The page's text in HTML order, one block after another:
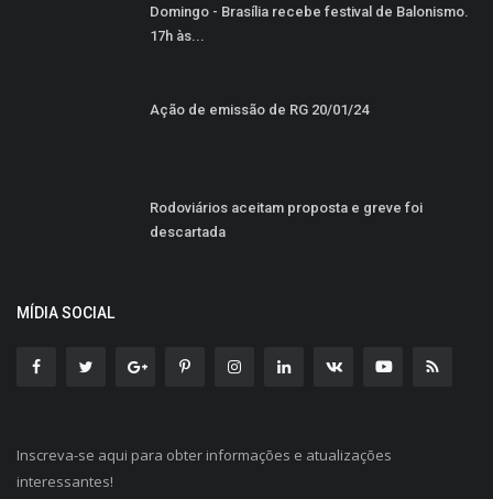
Domingo - Brasília recebe festival de Balonismo.
17h às...
Ação de emissão de RG 20/01/24
Rodoviários aceitam proposta e greve foi
descartada
MÍDIA SOCIAL
Inscreva-se aqui para obter informações e atualizações
interessantes!